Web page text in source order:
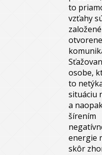
to
vzťahy
osobe,
to
situáciu
a
šírením
energie
skôr